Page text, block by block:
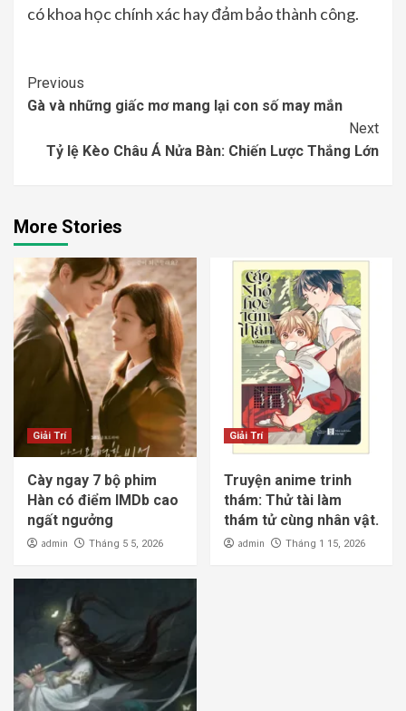
có khoa học chính xác hay đảm bảo thành công.
Continue
Reading
Previous
Gà và những giấc mơ mang lại con số may mắn
Next
Tỷ lệ Kèo Châu Á Nửa Bàn: Chiến Lược Thắng Lớn
More Stories
Giải Trí
Cày ngay 7 bộ phim
Hàn có điểm IMDb cao
ngất ngưởng
admin Tháng 5 5, 2026
Giải Trí
Truyện anime trinh
thám: Thử tài làm
thám tử cùng nhân vật.
admin Tháng 1 15, 2026